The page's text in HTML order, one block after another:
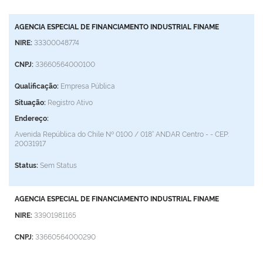
AGENCIA ESPECIAL DE FINANCIAMENTO INDUSTRIAL FINAME
NIRE:33300048774
CNPJ:33660564000100
Qualificação: Empresa Pública
Situação: Registro Ativo
Endereço:
Avenida República do Chile Nº 0100 / 018° ANDAR Centro - -CEP:
20031917
Status:Sem Status
AGENCIA ESPECIAL DE FINANCIAMENTO INDUSTRIAL FINAME
NIRE:33901981165
CNPJ:33660564000290